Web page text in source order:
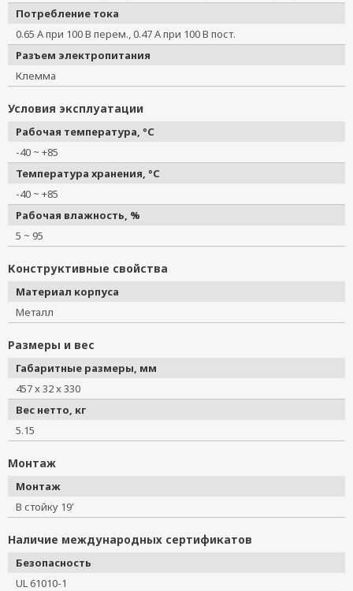
Потребление тока
0.65 А при 100 В перем., 0.47 А при 100 В пост.
Разъем электропитания
Клемма
Условия эксплуатации
Рабочая температура, °C
-40 ~ +85
Температура хранения, °C
-40 ~ +85
Рабочая влажность, %
5 ~ 95
Конструктивные свойства
Материал корпуса
Металл
Размеры и вес
Габаритные размеры, мм
457 x 32 x 330
Вес нетто, кг
5.15
Монтаж
Монтаж
В стойку 19'
Наличие международных сертификатов
Безопасность
UL 61010-1